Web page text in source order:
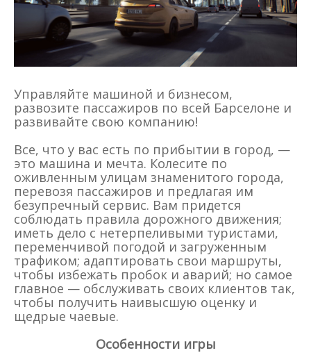
Управляйте машиной и бизнесом,
развозите пассажиров по всей Барселоне и
развивайте свою компанию!
Все, что у вас есть по прибытии в город, —
это машина и мечта. Колесите по
оживленным улицам знаменитого города,
перевозя пассажиров и предлагая им
безупречный сервис. Вам придется
соблюдать правила дорожного движения;
иметь дело с нетерпеливыми туристами,
переменчивой погодой и загруженным
трафиком; адаптировать свои маршруты,
чтобы избежать пробок и аварий; но самое
главное — обслуживать своих клиентов так,
чтобы получить наивысшую оценку и
щедрые чаевые.
Особенности игры